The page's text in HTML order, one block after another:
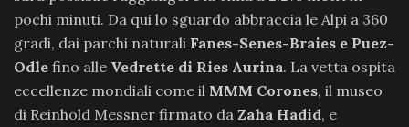
pochi minuti. Da qui lo sguardo abbraccia le Alpi a 360
gradi, dai parchi naturali Fanes-Senes-Braies e Puez-
Odle fino alle Vedrette di Ries Aurina. La vetta ospita
eccellenze mondiali come il MMM Corones, il museo
di Reinhold Messner firmato da Zaha Hadid, e